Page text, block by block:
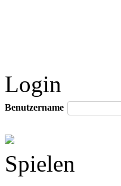
Login
Benutzername
Spielen